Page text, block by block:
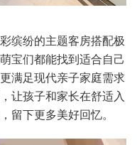
缤纷的主题客房搭配极
宝们都能找到适合自己
满足现代亲子家庭需求
让孩子和家长在舒适入
留下更多美好回忆。